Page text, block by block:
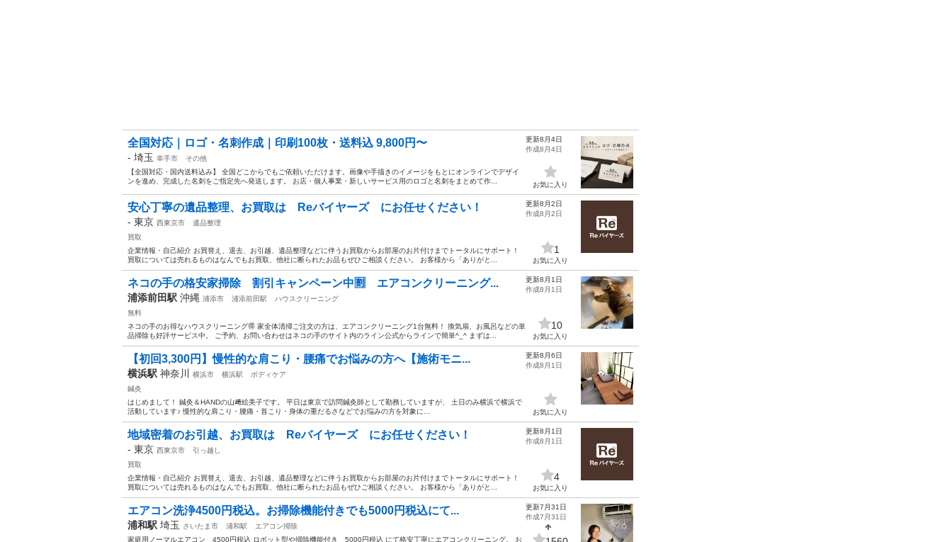
全国対応｜ロゴ・名刺作成｜印刷100枚・送料込 9,800円〜
- 埼玉 幸手市
その他
【全国対応・国内送料込み】 全国どこからでもご依頼いただけます。画像や手描きのイメージをもとにオンラインでデザイ
ンを進め、完成した名刺をご指定先へ発送します。 お店・個人事業・新しいサービス用のロゴと名刺をまとめて作...
更新8月4日
作成8月4日
お気に入り
安心丁寧の遺品整理、お買取は Reバイヤーズ にお任せください！
- 東京 西東京市
遺品整理
買取
企業情報・自己紹介 お買替え、退去、お引越、遺品整理などに伴うお買取からお部屋のお片付けまでトータルにサポート！
買取については売れるものはなんでもお買取、他社に断られたお品もぜひご相談ください。 お客様から「ありがと...
更新8月2日
作成8月2日
1
お気に入り
ネコの手の格安家掃除 割引キャンペーン中🈹 エアコンクリーニング...
浦添前田駅 沖縄 浦添市 浦添前田駅
ハウスクリーニング
無料
ネコの手のお得なハウスクリーニング🉐 家全体清掃ご注文の方は、エアコンクリーニング1台無料！ 換気扇、お風呂などの単
品掃除も好評サービス中。 ご予約、お問い合わせはネコの手のサイト内のライン公式からラインで簡単^_^ まずは...
更新8月1日
作成8月1日
10
お気に入り
【初回3,300円】慢性的な肩こり・腰痛でお悩みの方へ【施術モニ...
横浜駅 神奈川 横浜市 横浜駅
ボディケア
鍼灸
はじめまして！ 鍼灸＆HANDの山﨑絵美子です。 平日は東京で訪問鍼灸師として勤務していますが、 土日のみ横浜で横浜で
活動しています♪ 慢性的な肩こり・腰痛・首こり・身体の重だるさなどでお悩みの方を対象に...
更新8月6日
作成8月1日
お気に入り
地域密着のお引越、お買取は Reバイヤーズ にお任せください！
- 東京 西東京市
引っ越し
買取
企業情報・自己紹介 お買替え、退去、お引越、遺品整理などに伴うお買取からお部屋のお片付けまでトータルにサポート！
買取については売れるものはなんでもお買取、他社に断られたお品もぜひご相談ください。 お客様から「ありがと...
更新8月1日
作成8月1日
4
お気に入り
エアコン洗浄4500円税込。お掃除機能付きでも5000円税込にて...
浦和駅 埼玉 さいたま市 浦和駅
エアコン掃除
家庭用ノーマルエアコン 4500円税込 ロボット型や掃除機能付き 5000円税込 にて格安丁寧にエアコンクリーニング。 お
更新7月31日
作成7月31日